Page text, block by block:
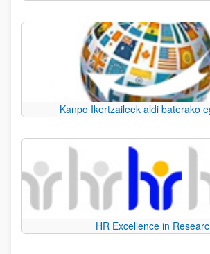
Kanpo Ikertzaileek aldi baterako
HR Excellence in